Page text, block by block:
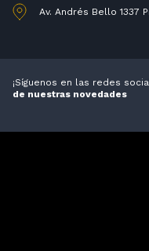
Av. Andrés Bello 1337
¡Síguenos en las redes
de nuestras novedades